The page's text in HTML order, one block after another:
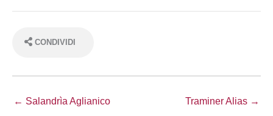
CONDIVIDI
← Salandrìa Aglianico
Traminer Alias →